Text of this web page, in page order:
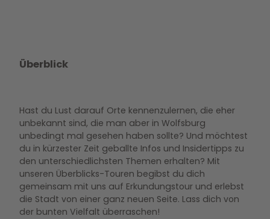
Überblick
Hast du Lust darauf Orte kennenzulernen, die eher
unbekannt sind, die man aber in Wolfsburg
unbedingt mal gesehen haben sollte? Und möchtest
du in kürzester Zeit geballte Infos und Insidertipps zu
den unterschiedlichsten Themen erhalten? Mit
unseren Überblicks-Touren begibst du dich
gemeinsam mit uns auf Erkundungstour und erlebst
die Stadt von einer ganz neuen Seite. Lass dich von
der bunten Vielfalt überraschen!